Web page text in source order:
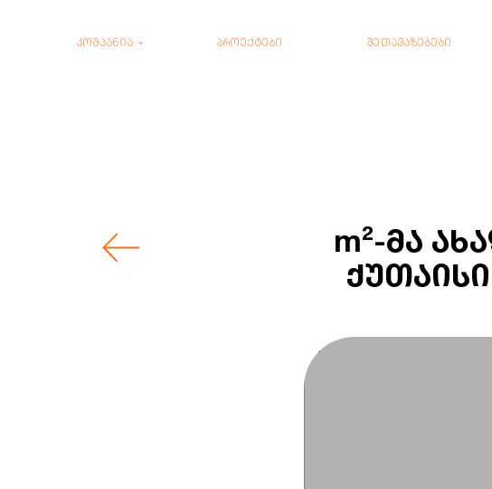
კომპანია პროექტები შეთავაზებები
m²-მა